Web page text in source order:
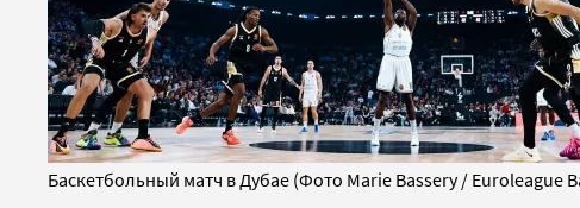
Баскетбольный матч в Дубае (Фото Marie Bassery / Euroleague